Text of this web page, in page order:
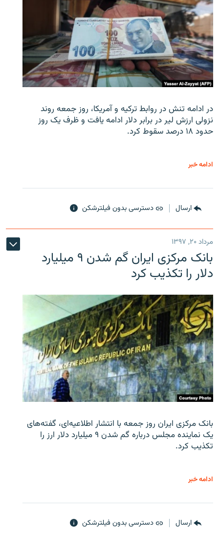
در ادامه تنش در روابط ترکیه و آمریکا، روز جمعه روند
نزولی ارزش لیر در برابر دلار ادامه یافت و ظرف یک روز
حدود ۱۸ درصد سقوط کرد.
ادامه خبر
ارسال دسترسی بدون فیلترشکن
مرداد ۲۰, ۱۳۹۷
بانک مرکزی ایران گم شدن ۹ میلیارد
دلار را تکذیب کرد
بانک مرکزی ایران روز جمعه با انتشار اطلاعیه‌ای، گفته‌های
یک نماینده مجلس درباره گم شدن ۹ میلیارد دلار ارز را
تکذیب کرد.
ادامه خبر
ارسال دسترسی بدون فیلترشکن